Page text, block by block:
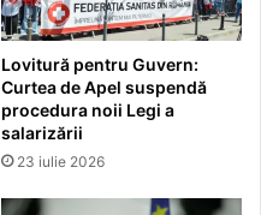
Lovitură pentru Guvern:
Curtea de Apel suspendă
procedura noii Legi a
salarizării
23 iulie 2026